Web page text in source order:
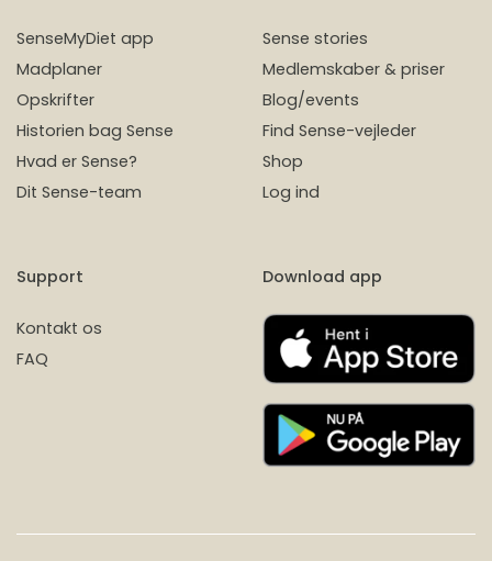
SenseMyDiet app
Madplaner
Opskrifter
Historien bag Sense
Hvad er Sense?
Dit Sense-team
Sense stories
Medlemskaber & priser
Blog/events
Find Sense-vejleder
Shop
Log ind
Support
Kontakt os
FAQ
Download app